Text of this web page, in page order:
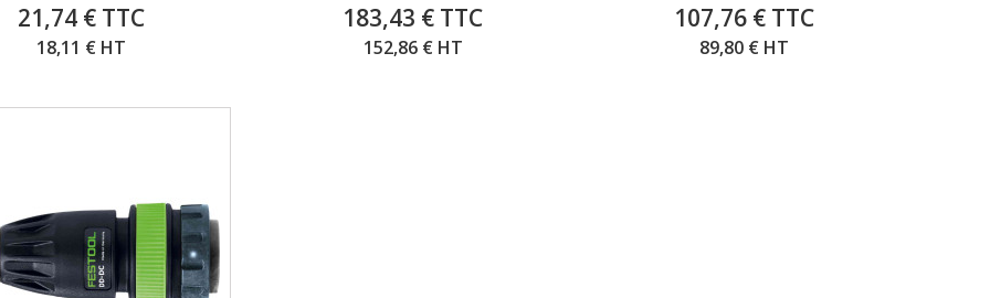
21,74 € TTC
18,11 € HT
183,43 € TTC
152,86 € HT
107,76 € TTC
89,80 € HT